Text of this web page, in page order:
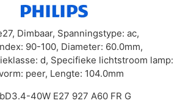
Dimbaar, Spanningstype: ac,
90-100, Diameter: 60.0mm,
d, Specifieke lichtstroom lamp:
peer, Lengte: 104.0mm
40W E27 927 A60 FR G